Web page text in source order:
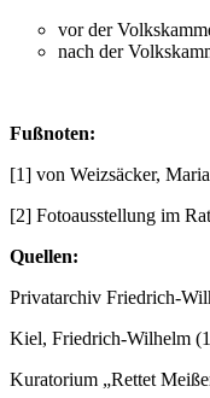
vor der
nach der
Fußnoten:
[1] von Weizsäcker,
[2] Fotoausstellung im
Quellen:
Privatarchiv Friedrich-
Kiel, Friedrich-Wilhelm
Kuratorium „Rettet